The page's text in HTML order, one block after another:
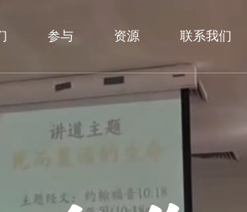
参与 资源 联系我们